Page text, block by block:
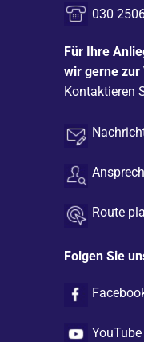
030
Für Ihre
wir gerne zur
Kontaktieren
Route
Folgen Sie
YouTube